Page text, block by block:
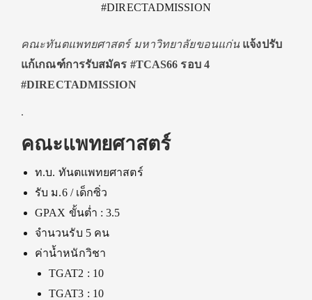
#DIRECTADMISSION
คณะทันตแพทยศาสตร์ มหาวิทยาลัยขอนแก่น แจ้งปรับ
แก้เกณฑ์การรับสมัคร #TCAS66 รอบ 4
#DIRECTADMISSION
.
คณะแพทยศาสตร์
ท.บ. ทันตแพทยศาสตร์
รับ ม.6 / เด็กซิ่ว
GPAX ขั้นต่ำ : 3.5
จำนวนรับ 5 คน
ค่าน้ำหนักวิชา
TGAT2 : 10
TGAT3 : 10